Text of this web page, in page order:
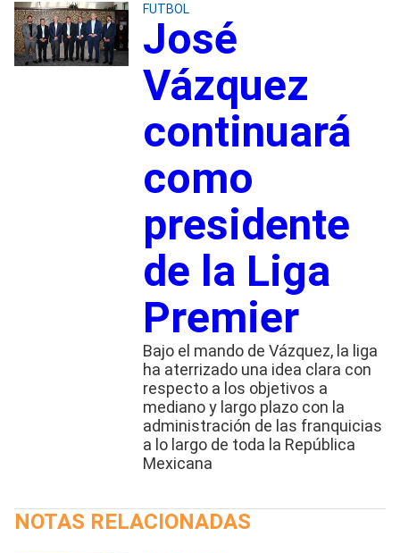
FUTBOL
José
Vázquez
continuará
como
presidente
de la Liga
Premier
Bajo el mando de Vázquez, la liga
ha aterrizado una idea clara con
respecto a los objetivos a
mediano y largo plazo con la
administración de las franquicias
a lo largo de toda la República
Mexicana
NOTAS RELACIONADAS